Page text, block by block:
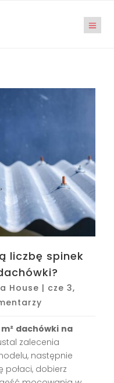
liczbę spinek
House | cze 3,
dachówki na
zalecenia
następnie
połaci, dobierz